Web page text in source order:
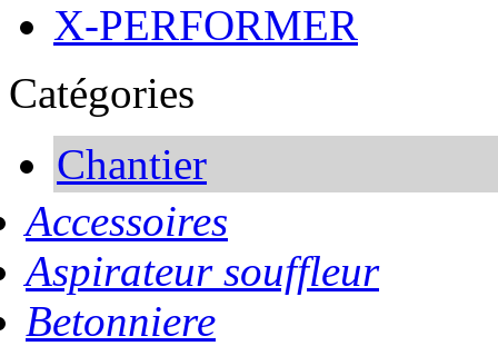
X-PERFORMER
Catégories
Chantier
Accessoires
Aspirateur souffleur
Betonniere